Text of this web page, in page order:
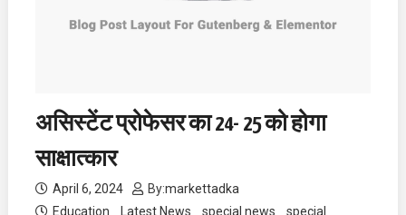
असिस्टेंट प्रोफेसर का 24- 25 को होगा
साक्षात्कार
April 6, 2024 By:markettadka
Education
Latest News special news
special